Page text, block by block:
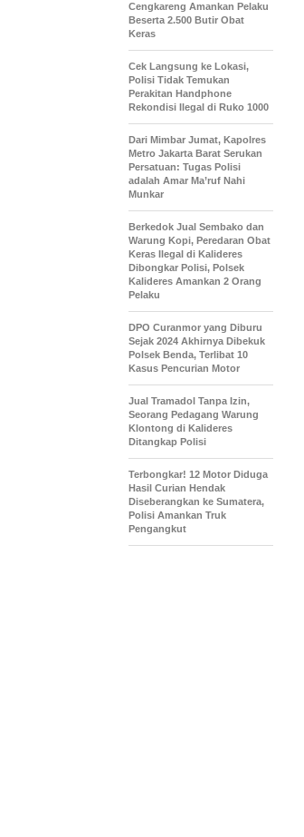
Cengkareng Amankan Pelaku
Beserta 2.500 Butir Obat
Keras
Cek Langsung ke Lokasi,
Polisi Tidak Temukan
Perakitan Handphone
Rekondisi Ilegal di Ruko 1000
Dari Mimbar Jumat, Kapolres
Metro Jakarta Barat Serukan
Persatuan: Tugas Polisi
adalah Amar Ma’ruf Nahi
Munkar
Berkedok Jual Sembako dan
Warung Kopi, Peredaran Obat
Keras Ilegal di Kalideres
Dibongkar Polisi, Polsek
Kalideres Amankan 2 Orang
Pelaku
DPO Curanmor yang Diburu
Sejak 2024 Akhirnya Dibekuk
Polsek Benda, Terlibat 10
Kasus Pencurian Motor
Jual Tramadol Tanpa Izin,
Seorang Pedagang Warung
Klontong di Kalideres
Ditangkap Polisi
Terbongkar! 12 Motor Diduga
Hasil Curian Hendak
Diseberangkan ke Sumatera,
Polisi Amankan Truk
Pengangkut